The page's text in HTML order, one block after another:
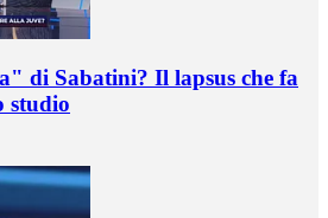
di Sabatini? Il lapsus che fa
studio